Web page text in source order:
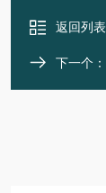
返回列表
下一个：